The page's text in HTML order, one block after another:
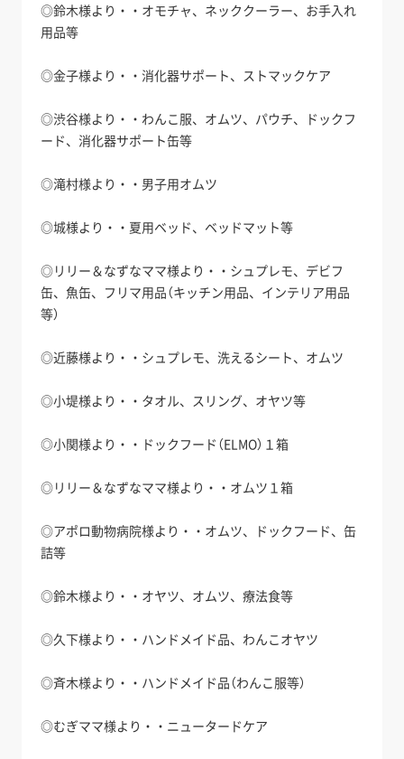
◎鈴木様より・・オモチャ、ネッククーラー、お手入れ
用品等
◎金子様より・・消化器サポート、ストマックケア
◎渋谷様より・・わんこ服、オムツ、パウチ、ドックフ
ード、消化器サポート缶等
◎滝村様より・・男子用オムツ
◎城様より・・夏用ベッド、ベッドマット等
◎リリー＆なずなママ様より・・シュプレモ、デビフ
缶、魚缶、フリマ用品（キッチン用品、インテリア用品
等）
◎近藤様より・・シュプレモ、洗えるシート、オムツ
◎小堤様より・・タオル、スリング、オヤツ等
◎小関様より・・ドックフード（ELMO）１箱
◎リリー＆なずなママ様より・・オムツ１箱
◎アポロ動物病院様より・・オムツ、ドックフード、缶
詰等
◎鈴木様より・・オヤツ、オムツ、療法食等
◎久下様より・・ハンドメイド品、わんこオヤツ
◎斉木様より・・ハンドメイド品（わんこ服等）
◎むぎママ様より・・ニュータードケア